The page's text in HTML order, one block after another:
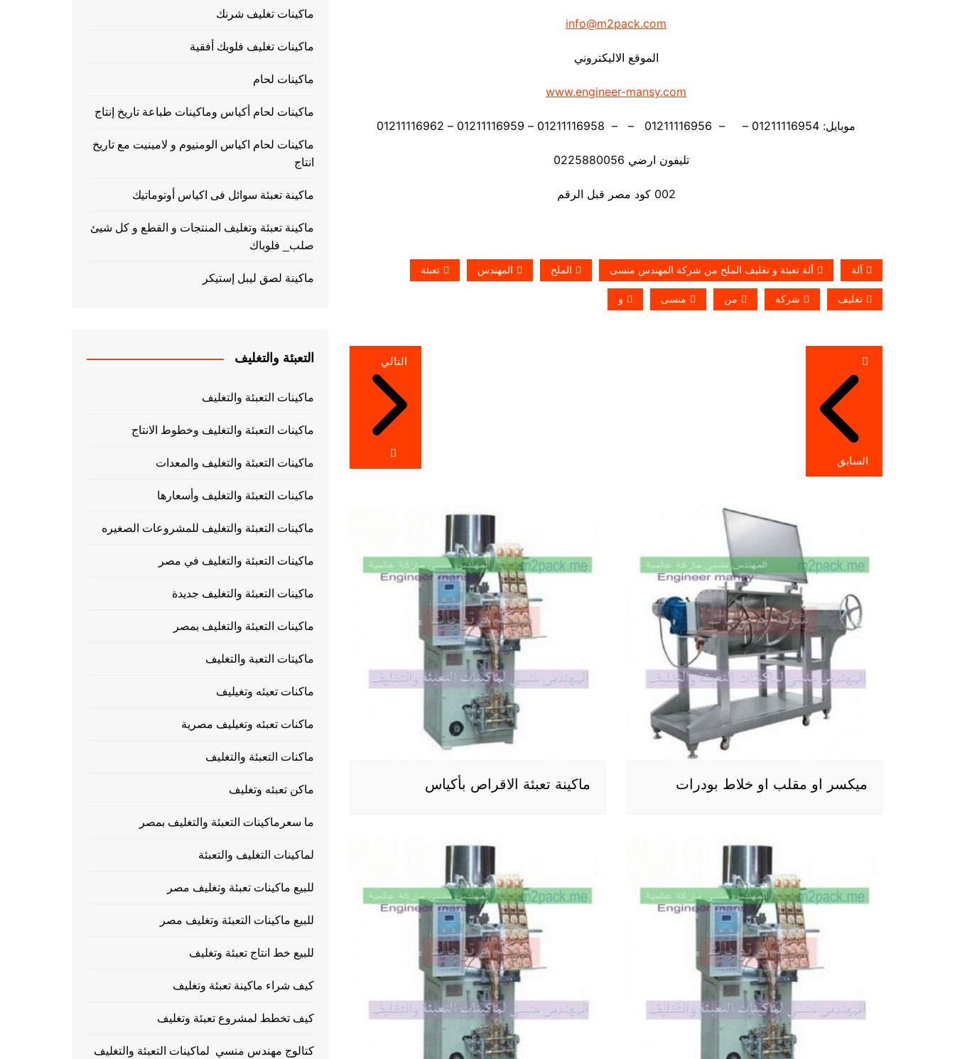
info@m2pack.com
الموقع الاليكتروني
www.engineer-mansy.com
موبايل: 01211116954 – – 01211116956 – – 01211116958 – 01211116959 – 01211116962
تليفون ارضي 0225880056
002 كود مصر قبل الرقم
آلة آلة تعبئة و تغليف الملح من شركة المهندس منسى الملح المهندس تعبئة
تغليف شركة من منسى و
تصفّح
المقالات
السابق
التالي
ميكسر او مقلب او خلاط بودرات ماكينة تعبئة الاقراص بأكياس
ماكينات تغليف شرنك
ماكينات تغليف فلوبك أفقية
ماكينات لحام
ماكينات لحام أكياس وماكينات طباعة تاريخ إنتاج
ماكينات لحام اكياس الومنيوم و لامينيت مع تاريخ
انتاج
ماكينة تعبئة سوائل فى اكياس أوتوماتيك
ماكينة تعبئة وتغليف المنتجات و القطع و كل شيئ
صلب_ فلوباك
ماكينة لصق ليبل إستيكر
التعبئة والتغليف
ماكينات التعبئة والتغليف
ماكينات التعبئة والتغليف وخطوط الانتاج
ماكينات التعبئة والتغليف والمعدات
ماكينات التعبئة والتغليف وأسعارها
ماكينات التعبئة والتغليف للمشروعات الصغيره
ماكينات التعبئة والتغليف في مصر
ماكينات التعبئة والتغليف جديدة
ماكينات التعبئة والتغليف بمصر
ماكيتات التعبة والتغليف
ماكنات تعبئه وتغيليف
ماكنات تعبئه وتغيليف مصرية
ماكنات التعبئة والتغليف
ماكن تعبئه وتغليف
ما سعرماكينات التعبئة والتغليف بمصر
لماكينات التغليف والتعبئة
للبيع ماكينات تعبئة وتغليف مصر
للبيع ماكينات التعبئة وتغليف مصر
للبيع خط انتاج تعبئة وتغليف
كيف شراء ماكينة تعبئة وتغليف
كيف تخطط لمشروع تعبئة وتغليف
كتالوج مهندس منسي لماكينات التعبئة والتغليف